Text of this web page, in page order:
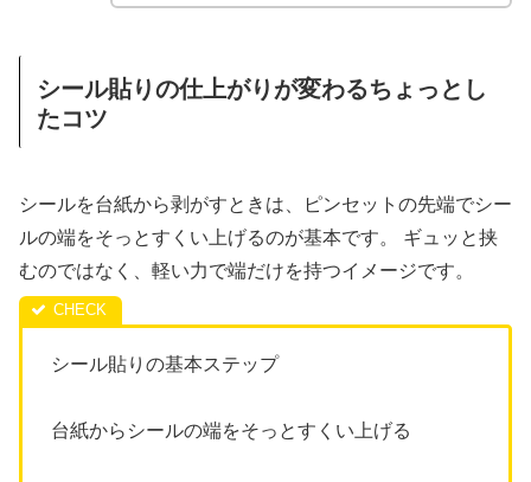
シール貼りの仕上がりが変わるちょっとし
たコツ
シールを台紙から剥がすときは、ピンセットの先端でシー
ルの端をそっとすくい上げるのが基本です。 ギュッと挟
むのではなく、軽い力で端だけを持つイメージです。
シール貼りの基本ステップ
台紙からシールの端をそっとすくい上げる